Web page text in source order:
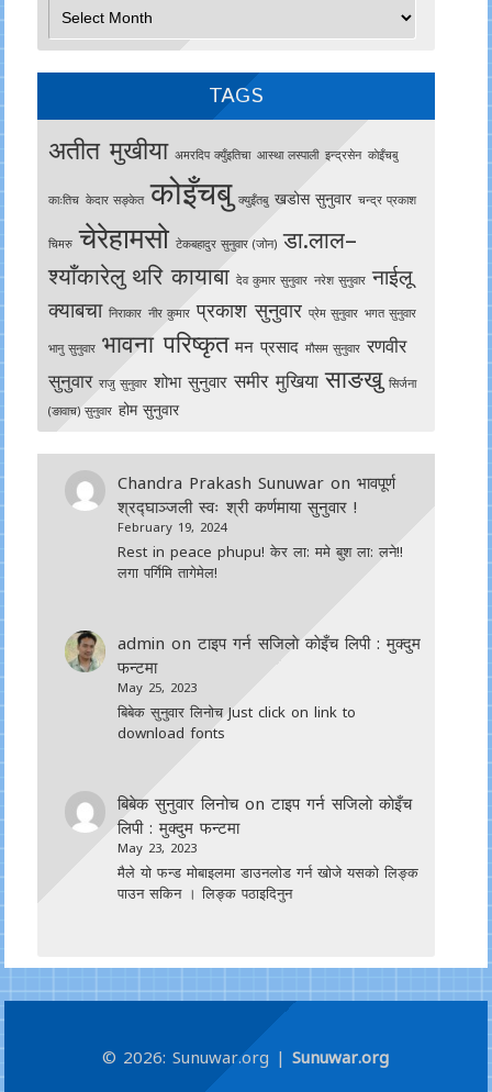
TAGS
अतीत मुखीया अमरदिप क्युँइतिचा आस्था लस्पाली इन्द्रसेन काेइँचबु
काःतिच केदार सङ्केत कोइँचबु क्युइँतबु खडोस सुनुवार चन्द्र प्रकाश
चिमरु चेरेहामसो टेकबहादुर सुनुवार (जोन) डा.लाल–
श्याँकारेलु थरि कायाबा देव कुमार सुनुवार नरेश सुनुवार नाईलू
क्याबचा निराकार नीर कुमार प्रकाश सुनुवार प्रेम सुनुवार भगत सुनुवार
भानु सुनुवार भावना परिष्कृत मन प्रसाद मौसम सुनुवार रणवीर
सुनुवार राजु सुनुवार शोभा सुनुवार समीर मुखिया साङखु सिर्जना
(ङावाच) सुनुवार होम सुनुवार
Chandra Prakash Sunuwar onभावपूर्ण
श्रद्घाञ्जली स्वः श्री कर्णमाया सुनुवार !
February 19, 2024
Rest in peace phupu! केर ला: ममे बुश ला: लने!!
लगा पर्गिमि तागेमेल!
admin onटाइप गर्न सजिलाे काेइँच लिपी : मुक्दुम
फन्टमा
May 25, 2023
बिबेक सुनुवार लिनोच Just click on link to
download fonts
बिबेक सुनुवार लिनोचonटाइप गर्न सजिलाे काेइँच
लिपी : मुक्दुम फन्टमा
May 23, 2023
मैले यो फन्ड मोबाइलमा डाउनल‍ोड गर्न खोजे यसको लिङ्क
पाउन सकिन । लिङ्क पठाइदिनुन
© 2026: Sunuwar.org |Sunuwar.org